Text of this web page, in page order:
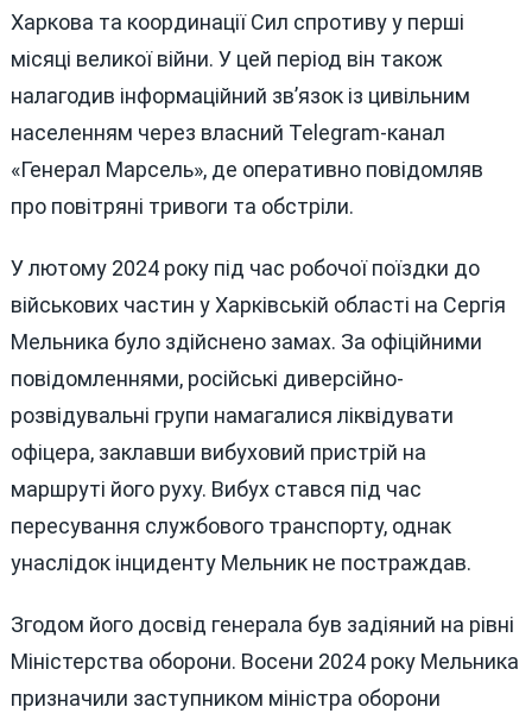
Харкова та координації Сил спротиву у перші
місяці великої війни. У цей період він також
налагодив інформаційний зв’язок із цивільним
населенням через власний Telegram-канал
«Генерал Марсель», де оперативно повідомляв
про повітряні тривоги та обстріли.
У лютому 2024 року під час робочої поїздки до
військових частин у Харківській області на Сергія
Мельника було здійснено замах. За офіційними
повідомленнями, російські диверсійно-
розвідувальні групи намагалися ліквідувати
офіцера, заклавши вибуховий пристрій на
маршруті його руху. Вибух стався під час
пересування службового транспорту, однак
унаслідок інциденту Мельник не постраждав.
Згодом його досвід генерала був задіяний на рівні
Міністерства оборони. Восени 2024 року Мельника
призначили заступником міністра оборони